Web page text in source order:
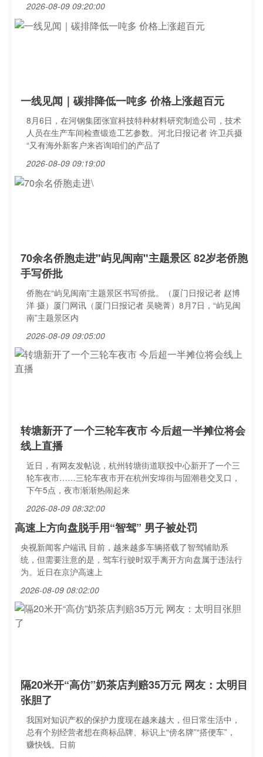
2026-08-09 09:20:00
一线见闻｜碳排降低一吨多 价格上涨超百元
8月6日，在河钢集团张宣科技特种材料研究制造公司，技术
人员在生产车间检查锻造工艺参数。河北日报记者 许卫兵摄
“又有海外新客户来咨询咱们的产品了
2026-08-09 09:19:00
70余名侨胞走进"屿见闽南"主题景区 82岁老侨胞
手写侨批
侨胞在“屿见闽南”主题景区书写侨批。（厦门日报记者 赵博
洋 摄）厦门网讯（厦门日报记者 吴晓菁）8月7日，“屿见闽
南”主题景区内
2026-08-09 09:05:00
转塘新开了一个三轮车夜市 今后超一半摊位将会
线上直播
近日，有网友发帖说，杭州转塘街道联投中心新开了一个三
轮车夜市……三轮车夜市开在杭州安埠街与固潮巷交叉口，
下午5点，夜市渐渐热闹起来
2026-08-09 08:32:00
高速上方向盘脱手用“智驾” 男子被处罚
央视新闻客户端讯 目前，越来越多车辆搭载了智驾辅助系
统，但需要注意的是，驾车行驶时双手离开方向盘属于违法行
为。近日在京沪高速上
2026-08-09 08:02:00
隔20米开“高仿”奶茶店判赔35万元 网友：太明目
张胆了
我国对知识产权的保护力度现在越来越大，但日常生活中，
总有个别经营者想在商标品牌、标识上“傍名牌”“搭便车”，
赚快钱。日前